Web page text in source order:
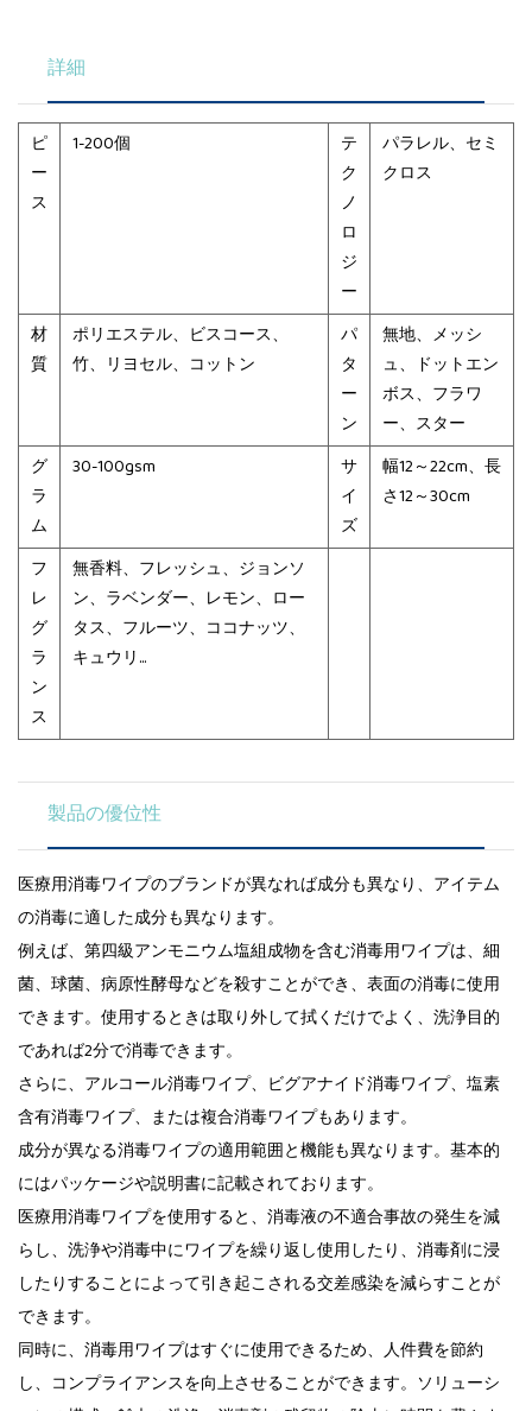
詳細
ピ
ー
ス
1-200個
テ
ク
ノ
ロ
ジ
ー
パラレル、セミ
クロス
材
質
ポリエステル、ビスコース、
竹、リヨセル、コットン
パ
タ
ー
ン
無地、メッシ
ュ、ドットエン
ボス、フラワ
ー、スター
グ
ラ
ム
30-100gsm
サ
イ
ズ
幅12～22cm、長
さ12～30cm
フ
レ
グ
ラ
ン
ス
無香料、フレッシュ、ジョンソ
ン、ラベンダー、レモン、ロー
タス、フルーツ、ココナッツ、
キュウリ...
製品の優位性
医療用消毒ワイプのブランドが異なれば成分も異なり、アイテム
の消毒に適した成分も異なります。
例えば、第四級アンモニウム塩組成物を含む消毒用ワイプは、細
菌、球菌、病原性酵母などを殺すことができ、表面の消毒に使用
できます。使用するときは取り外して拭くだけでよく、洗浄目的
であれば2分で消毒できます。
さらに、アルコール消毒ワイプ、ビグアナイド消毒ワイプ、塩素
含有消毒ワイプ、または複合消毒ワイプもあります。
成分が異なる消毒ワイプの適用範囲と機能も異なります。基本的
にはパッケージや説明書に記載されております。
医療用消毒ワイプを使用すると、消毒液の不適合事故の発生を減
らし、洗浄や消毒中にワイプを繰り返し使用したり、消毒剤に浸
したりすることによって引き起こされる交差感染を減らすことが
できます。
同時に、消毒用ワイプはすぐに使用できるため、人件費を節約
し、コンプライアンスを向上させることができます。ソリューシ